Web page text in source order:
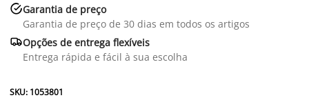
Garantia de preço
Garantia de preço de 30 dias em todos os artigos
Opções de entrega flexíveis
Entrega rápida e fácil à sua escolha
SKU: 1053801